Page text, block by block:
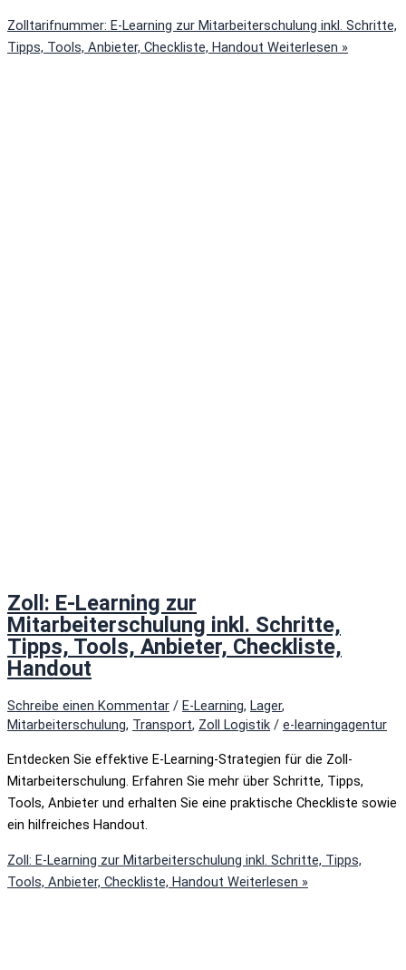
Zolltarifnummer: E-Learning zur Mitarbeiterschulung inkl. Schritte,
Tipps, Tools, Anbieter, Checkliste, Handout Weiterlesen »
Zoll: E-Learning zur
Mitarbeiterschulung inkl. Schritte,
Tipps, Tools, Anbieter, Checkliste,
Handout
Schreibe einen Kommentar / E-Learning, Lager,
Mitarbeiterschulung, Transport, Zoll Logistik / e-learningagentur
Entdecken Sie effektive E-Learning-Strategien für die Zoll-
Mitarbeiterschulung. Erfahren Sie mehr über Schritte, Tipps,
Tools, Anbieter und erhalten Sie eine praktische Checkliste sowie
ein hilfreiches Handout.
Zoll: E-Learning zur Mitarbeiterschulung inkl. Schritte, Tipps,
Tools, Anbieter, Checkliste, Handout Weiterlesen »